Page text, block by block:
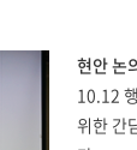
현안 논
10.12
위한 간